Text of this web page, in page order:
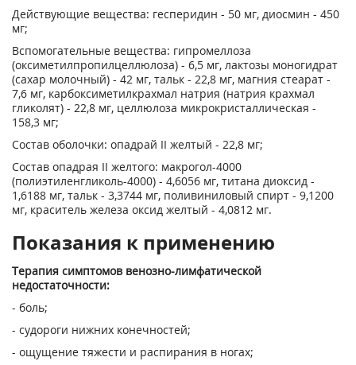
Действующие вещества: гесперидин - 50 мг, диосмин - 450
мг;
Вспомогательные вещества: гипромеллоза
(оксиметилпропилцеллюлоза) - 6,5 мг, лактозы моногидрат
(сахар молочный) - 42 мг, тальк - 22,8 мг, магния стеарат -
7,6 мг, карбоксиметилкрахмал натрия (натрия крахмал
гликолят) - 22,8 мг, целлюлоза микрокристаллическая -
158,3 мг;
Состав оболочки: опадрай II желтый - 22,8 мг;
Состав опадрая II желтого: макрогол-4000
(полиэтиленгликоль-4000) - 4,6056 мг, титана диоксид -
1,6188 мг, тальк - 3,3744 мг, поливиниловый спирт - 9,1200
мг, краситель железа оксид желтый - 4,0812 мг.
Показания к применению
Терапия симптомов венозно-лимфатической
недостаточности:
- боль;
- судороги нижних конечностей;
- ощущение тяжести и распирания в ногах;